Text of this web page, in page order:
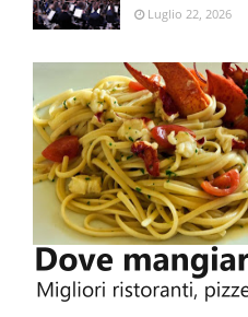
Luglio 22, 2026